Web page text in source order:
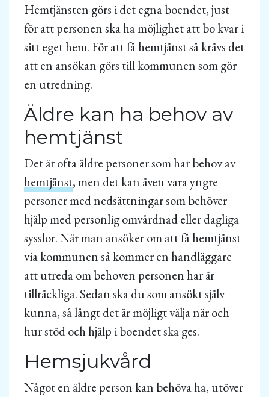
Hemtjänsten görs i det egna boendet, just
för att personen ska ha möjlighet att bo kvar i
sitt eget hem. För att få hemtjänst så krävs det
att en ansökan görs till kommunen som gör
en utredning.
Äldre kan ha behov av
hemtjänst
Det är ofta äldre personer som har behov av
hemtjänst, men det kan även vara yngre
personer med nedsättningar som behöver
hjälp med personlig omvårdnad eller dagliga
sysslor. När man ansöker om att få hemtjänst
via kommunen så kommer en handläggare
att utreda om behoven personen har är
tillräckliga. Sedan ska du som ansökt själv
kunna, så långt det är möjligt välja när och
hur stöd och hjälp i boendet ska ges.
Hemsjukvård
Något en äldre person kan behöva ha, utöver